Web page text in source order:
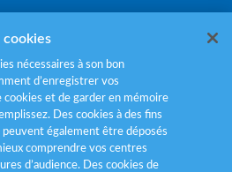
légales
gestion des cookies
personnelles
consommateurs
cookies
nécessaires à son bon
d’enregistrer vos
et de garder en mémoire
Des cookies à des fins
également être déposés
comprendre vos centres
d’audience. Des cookies de